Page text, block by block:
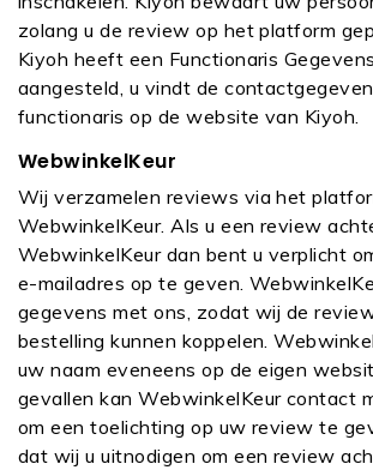
zolang u de review op het platform
Kiyoh heeft een Functionaris
aangesteld, u vindt de
functionaris op de website van Kiyoh.
WebwinkelKeur
Wij verzamelen reviews via het
WebwinkelKeur. Als u een review
WebwinkelKeur dan bent u verplicht
e-mailadres op te geven.
gegevens met ons, zodat wij de
bestelling kunnen koppelen.
uw naam eveneens op de eigen
gevallen kan WebwinkelKeur contact
om een toelichting op uw review te
dat wij u uitnodigen om een review